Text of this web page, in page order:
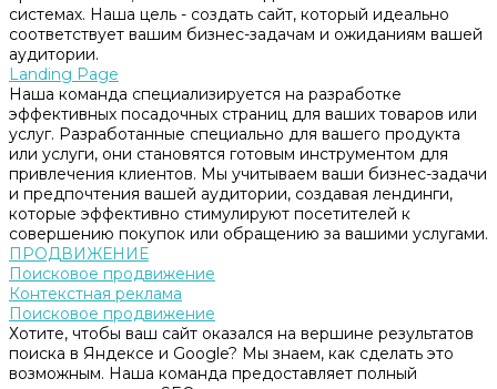
системах. Наша цель - создать сайт, который идеально
соответствует вашим бизнес-задачам и ожиданиям вашей
аудитории.
Landing Page
Наша команда специализируется на разработке
эффективных посадочных страниц для ваших товаров или
услуг. Разработанные специально для вашего продукта
или услуги, они становятся готовым инструментом для
привлечения клиентов. Мы учитываем ваши бизнес-задачи
и предпочтения вашей аудитории, создавая лендинги,
которые эффективно стимулируют посетителей к
совершению покупок или обращению за вашими услугами.
ПРОДВИЖЕНИЕ
Поисковое продвижение
Контекстная реклама
Поисковое продвижение
Хотите, чтобы ваш сайт оказался на вершине результатов
поиска в Яндексе и Google? Мы знаем, как сделать это
возможным. Наша команда предоставляет полный